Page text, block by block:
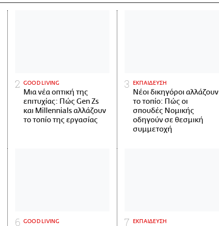
GOOD LIVING
Μια νέα οπτική της
επιτυχίας: Πώς Gen Zs
και Millennials αλλάζουν
το τοπίο της εργασίας
ΕΚΠΑΙΔΕΥΣΗ
Νέοι δικηγόροι αλλάζουν
το τοπίο: Πώς οι
σπουδές Νομικής
οδηγούν σε θεσμική
συμμετοχή
GOOD LIVING ΕΚΠΑΙΔΕΥΣΗ